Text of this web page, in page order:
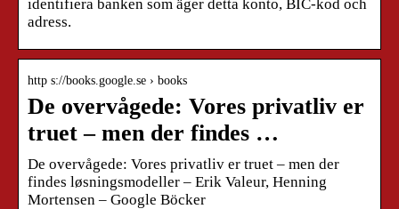
identifiera banken som äger detta konto, BIC-kod och
adress.
http s://books.google.se › books
De overvågede: Vores privatliv er
truet – men der findes …
De overvågede: Vores privatliv er truet – men der
findes løsningsmodeller – Erik Valeur, Henning
Mortensen – Google Böcker